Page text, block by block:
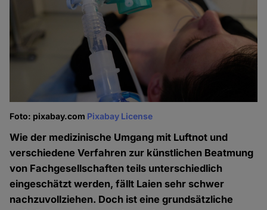
Foto: pixabay.com Pixabay License
Wie der medizinische Umgang mit Luftnot und
verschiedene Verfahren zur künstlichen Beatmung
von Fachgesellschaften teils unterschiedlich
eingeschätzt werden, fällt Laien sehr schwer
nachzuvollziehen. Doch ist eine grundsätzliche